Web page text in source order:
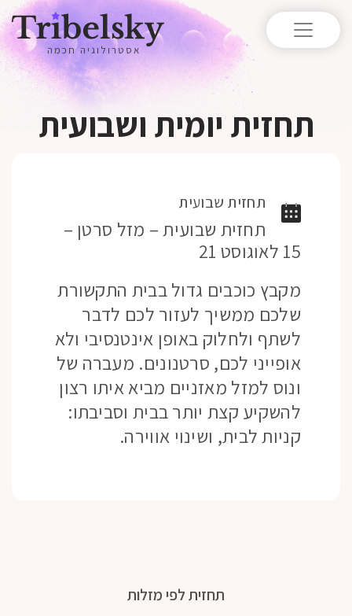
אסטרולוגיה חכמה
תחזית יומית ושבועית
תחזית שבועית
תחזית שבועית – מזל סרטן –
15 לאוגוסט 21
מקבץ כוכבים גדול בבית התקשורת
שלכם ממשיך לעזור לכם לדבר
לשתף ולחלוק באופן אינטנסיבי ולא
אופייני לכם, סרטנונים. מעברה של
ונוס למזל מאזניים מביא איתו רצון
להשקיע קצת יותר בבית וסביבתו:
קניות לבית, ושינוי אווירה.
תחזית לפי מזלות